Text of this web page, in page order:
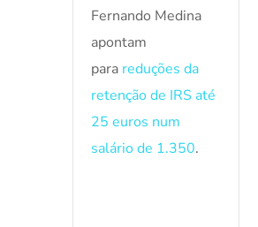
Fernando Medina
apontam
para reduções da
retenção de IRS até
25 euros num
salário de 1.350.